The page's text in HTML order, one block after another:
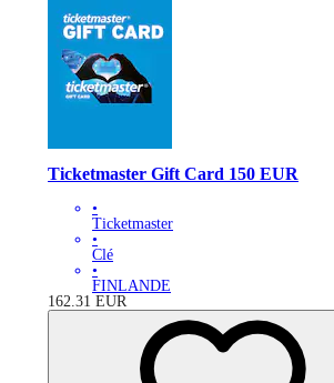
Ticketmaster Gift Card 150 EUR
•
Ticketmaster
•
Clé
•
FINLANDE
162.31 EUR